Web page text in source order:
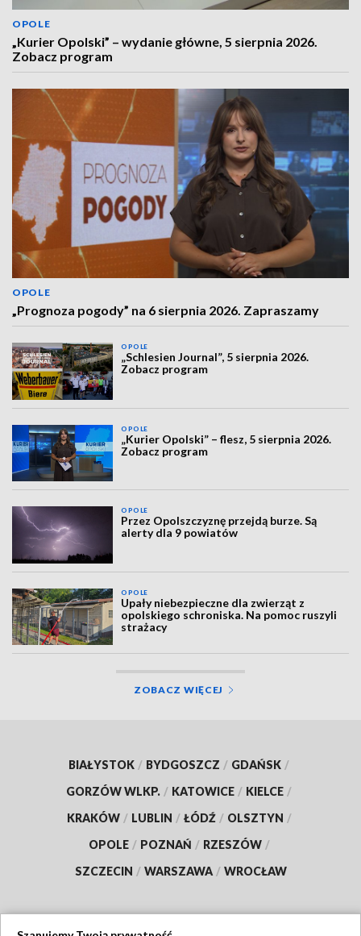
OPOLE
„Kurier Opolski” – wydanie główne, 5 sierpnia 2026.
Zobacz program
OPOLE
„Prognoza pogody” na 6 sierpnia 2026. Zapraszamy
OPOLE
„Schlesien Journal”, 5 sierpnia 2026.
Zobacz program
OPOLE
„Kurier Opolski” – flesz, 5 sierpnia 2026.
Zobacz program
OPOLE
Przez Opolszczyznę przejdą burze. Są
alerty dla 9 powiatów
OPOLE
Upały niebezpieczne dla zwierząt z
opolskiego schroniska. Na pomoc ruszyli
strażacy
ZOBACZ WIĘCEJ
BIAŁYSTOK / BYDGOSZCZ / GDAŃSK /
GORZÓW WLKP. / KATOWICE / KIELCE /
KRAKÓW / LUBLIN / ŁÓDŹ / OLSZTYN /
OPOLE / POZNAŃ / RZESZÓW /
SZCZECIN / WARSZAWA / WROCŁAW